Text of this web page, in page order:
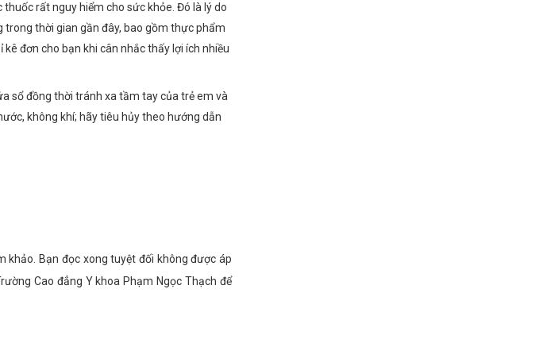
rất nguy hiểm cho sức khỏe. Đó là lý do
thời gian gần đây, bao gồm thực phẩm
đơn cho bạn khi cân nhắc thấy lợi ích nhiều
sổ đồng thời tránh xa tầm tay của trẻ em và
không khí; hãy tiêu hủy theo hướng dẫn
Bạn đọc xong tuyệt đối không được áp
Cao đẳng Y khoa Phạm Ngọc Thạch để